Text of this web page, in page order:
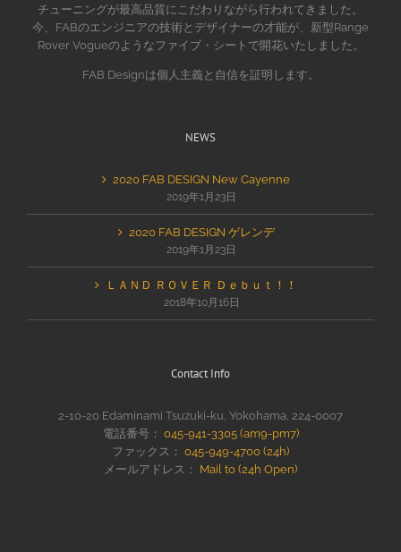
チューニングが最高品質にこだわりながら行われてきました。
今、FABのエンジニアの技術とデザイナーの才能が、新型Range
Rover Vogueのようなファイブ・シートで開花いたしました。
FAB Designは個人主義と自信を証明します。
NEWS
2020 FAB DESIGN New Cayenne
2019年1月23日
2020 FAB DESIGN ゲレンデ
2019年1月23日
ＬＡＮＤ ＲＯＶＥＲ Ｄｅｂｕｔ！！
2018年10月16日
Contact Info
2-10-20 Edaminami Tsuzuki-ku, Yokohama, 224-0007
電話番号： 045-941-3305 (am9-pm7)
ファックス： 045-949-4700 (24h)
メールアドレス： Mail to (24h Open)